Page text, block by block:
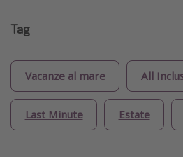
Tag
Vacanze al mare All
Last Minute Estate